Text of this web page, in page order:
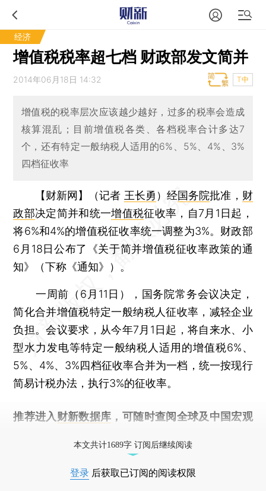
经济
增值税税率超七档 财政部发文简并
2014年06月18日 14:32 T中
增值税的税率层次应该越少越好，过多的税率会造成
核算混乱；目前增值税各类、各档税率合计多达7
个，还有特定一般纳税人适用的6%、5%、4%、3%
四档征收率
【财新网】（记者 王长勇 ） 经国务院批准， 财
政部决定简并和统一增值税征收率，自7月1日起，
将6%和4%的增值税征收率统一调整为3%。财政部
6月18日公布了《关于简并增值税征收率政策的通
知》（下称《通知》）。
一周前（6月11日），国务院常务会议决定，
简化合并增值税特定一般纳税人征收率，减轻企业
负担。会议要求，从今年7月1日起，将自来水、小
型水力发电等特定一般纳税人适用的增值税6%、
5%、4%、3%四档征收率合并为一档，统一按现行
简易计税办法，执行3%的征收率。
推荐进入 财新数据库 ，可随时查阅全球及中国宏观
本文共计1689字 订阅后继续阅读
登录 后获取已订阅的阅读权限